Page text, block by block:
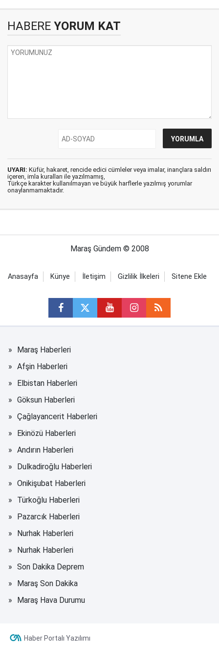
HABERE YORUM KAT
UYARI: Küfür, hakaret, rencide edici cümleler veya imalar, inançlara saldırı
içeren, imla kuralları ile yazılmamış,
Türkçe karakter kullanılmayan ve büyük harflerle yazılmış yorumlar
onaylanmamaktadır.
Maraş Gündem © 2008
Anasayfa Künye İletişim Gizlilik İlkeleri Sitene Ekle
Maraş Haberleri
Afşin Haberleri
Elbistan Haberleri
Göksun Haberleri
Çağlayancerit Haberleri
Ekinözü Haberleri
Andırın Haberleri
Dulkadiroğlu Haberleri
Onikişubat Haberleri
Türkoğlu Haberleri
Pazarcık Haberleri
Nurhak Haberleri
Nurhak Haberleri
Son Dakika Deprem
Maraş Son Dakika
Maraş Hava Durumu
Haber Portalı Yazılımı